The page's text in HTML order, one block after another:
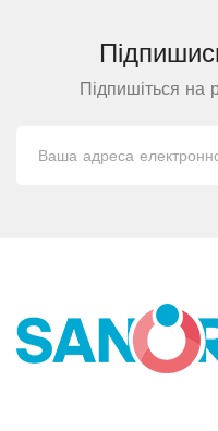
Підпишіться на